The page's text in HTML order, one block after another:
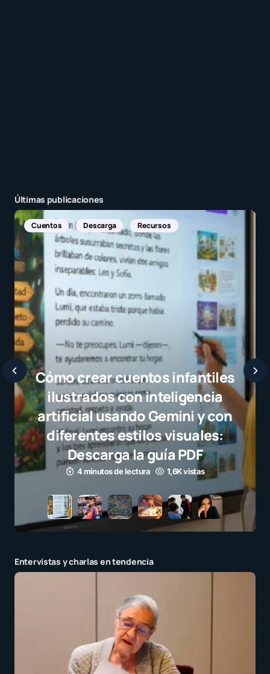
Últimas publicaciones
Noticias Internacionales
Javier Bardem elogia a la
selección campeona y destaca
el juego limpio como ejemplo
para millones de niños
3 minutos de lectura 1,1K vistas
Entervistas y charlas en tendencia